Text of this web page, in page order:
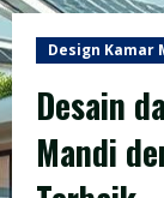
Design Kamar
Desain
Mandi